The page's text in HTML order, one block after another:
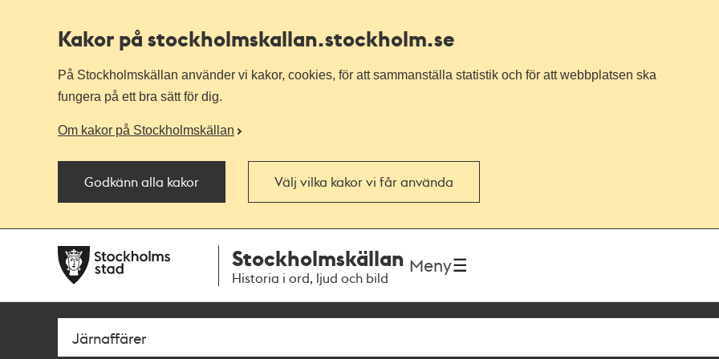
Kakor på stockholmskallan.stockholm.se
På Stockholmskällan använder vi kakor, cookies, för att sammanställa statistik och för att webbplatsen ska
fungera på ett bra sätt för dig.
Om kakor på Stockholmskällan
Godkänn alla kakor Välj vilka kakor vi får använda
navigationen
huvudinnehållet
Stockholmskällan
Historia i ord, ljud och bild
Meny
Sök